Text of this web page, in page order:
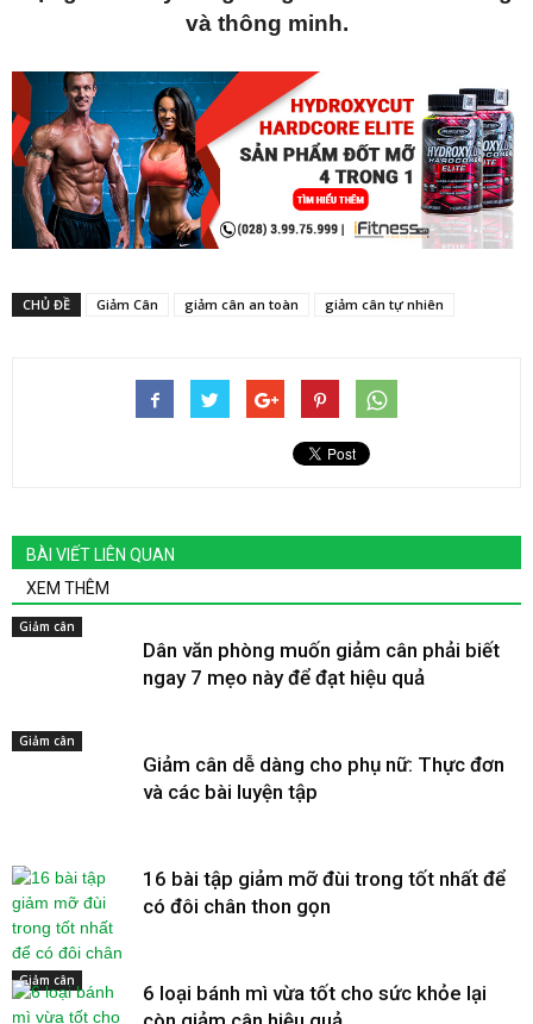
và thông minh.
CHỦ ĐỀ Giảm Cân giảm cân an toàn giảm cân tự nhiên
BÀI VIẾT LIÊN QUAN
XEM THÊM
Giảm cân
Dân văn phòng muốn giảm cân phải biết
ngay 7 mẹo này để đạt hiệu quả
Giảm cân
Giảm cân dễ dàng cho phụ nữ: Thực đơn
và các bài luyện tập
Giảm cân
16 bài tập giảm mỡ đùi trong tốt nhất để
có đôi chân thon gọn
6 loại bánh mì vừa tốt cho sức khỏe lại